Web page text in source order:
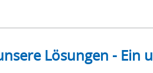
Lösungen -